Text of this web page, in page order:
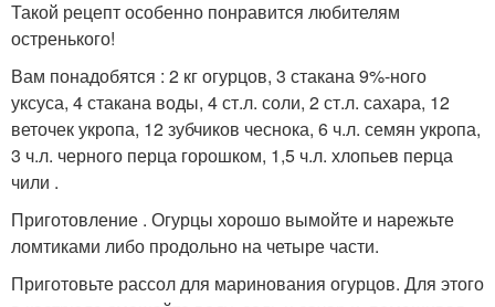
Такой рецепт особенно понравится любителям
остренького!
Вам понадобятся : 2 кг огурцов, 3 стакана 9%-ного
уксуса, 4 стакана воды, 4 ст.л. соли, 2 ст.л. сахара, 12
веточек укропа, 12 зубчиков чеснока, 6 ч.л. семян укропа,
3 ч.л. черного перца горошком, 1,5 ч.л. хлопьев перца
чили .
Приготовление . Огурцы хорошо вымойте и нарежьте
ломтиками либо продольно на четыре части.
Приготовьте рассол для маринования огурцов. Для этого